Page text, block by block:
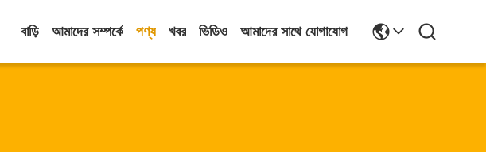
বাড়ি আমাদের সম্পর্কে পণ্য খবর ভিডিও আমাদের সাথে যোগাযোগ